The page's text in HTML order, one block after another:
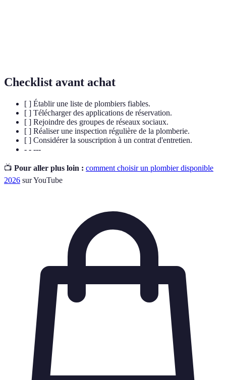
Checklist avant achat
[ ] Établir une liste de plombiers fiables.
[ ] Télécharger des applications de réservation.
[ ] Rejoindre des groupes de réseaux sociaux.
[ ] Réaliser une inspection régulière de la plomberie.
[ ] Considérer la souscription à un contrat d'entretien.
- - ---
📺 Pour aller plus loin : comment choisir un plombier disponible
2026 sur YouTube